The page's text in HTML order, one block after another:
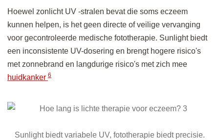
Hoewel zonlicht UV -stralen bevat die soms eczeem
kunnen helpen, is het geen directe of veilige vervanging
voor gecontroleerde medische fototherapie. Sunlight biedt
een inconsistente UV-dosering en brengt hogere risico's
met zonnebrand en langdurige risico's met zich mee
huidkanker 6
Sunlight biedt variabele UV, fototherapie biedt precisie.